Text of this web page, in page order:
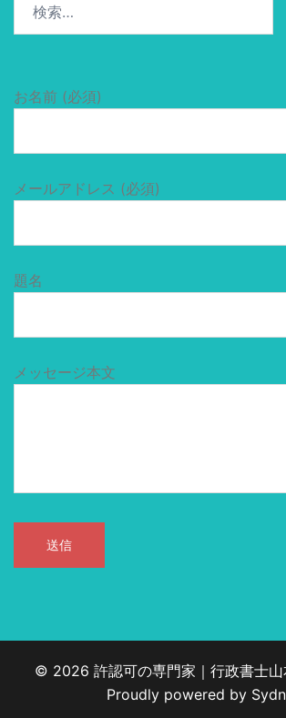
お名前 (必須)
メールアドレス (必須)
題名
メッセージ本文
© 2026 許認可の専門家｜行政書士山
Proudly powered by